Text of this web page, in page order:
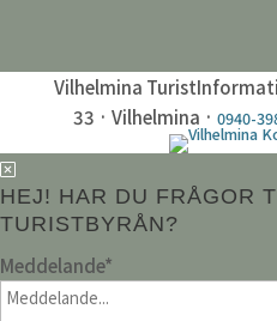
Vilhelmina
33 · Vilhelmina ·0940-
HEJ! HAR DU FRÅGOR
TURISTBYRÅN?
Meddelande*